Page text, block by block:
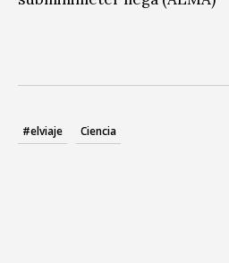
#elviaje Ciencia